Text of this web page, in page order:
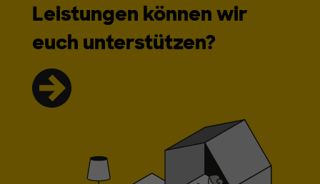
Leistungen können wir
euch unterstützen?